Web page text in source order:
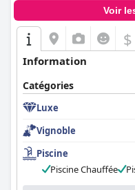
Voir
$
Information
Catégories
Luxe
Vignoble
Piscine
Piscine Chauffée